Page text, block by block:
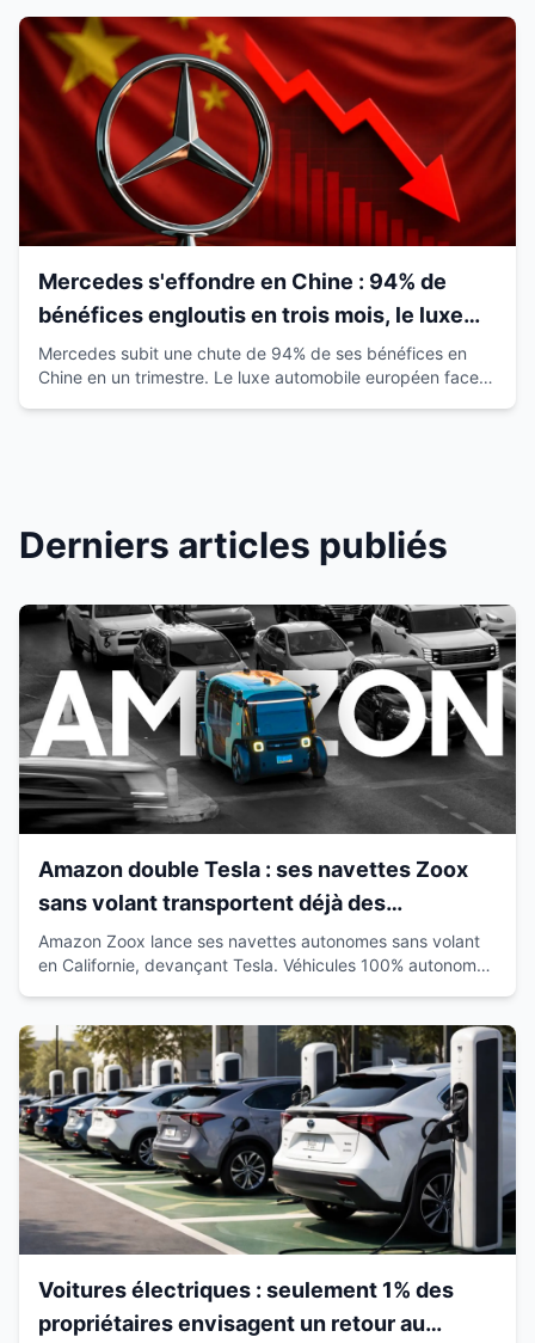
Mercedes s'effondre en Chine : 94% de
bénéfices engloutis en trois mois, le luxe
européen vacille
Mercedes subit une chute de 94% de ses bénéfices en
Chine en un trimestre. Le luxe automobile européen face à
Derniers articles publiés
Amazon double Tesla : ses navettes Zoox
sans volant transportent déjà des
passagers en Californie
Amazon Zoox lance ses navettes autonomes sans volant
en Californie, devançant Tesla. Véhicules 100% autonomes
Voitures électriques : seulement 1% des
propriétaires envisagent un retour au